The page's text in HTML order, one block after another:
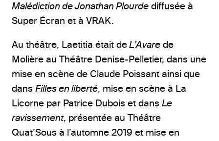
Malédiction de Jonathan Plourde diffusée à
Super Écran et à VRAK.
Au théâtre, Laetitia était deL’Avare de
Molière au Théâtre Denise-Pelletier, dans une
mise en scène de Claude Poissant ainsi que
dans Filles en liberté, mise en scène à La
Licorne par Patrice Dubois et dans Le
ravissement, présentée au Théâtre
Quat’Sous à l’automne 2019 et mise en